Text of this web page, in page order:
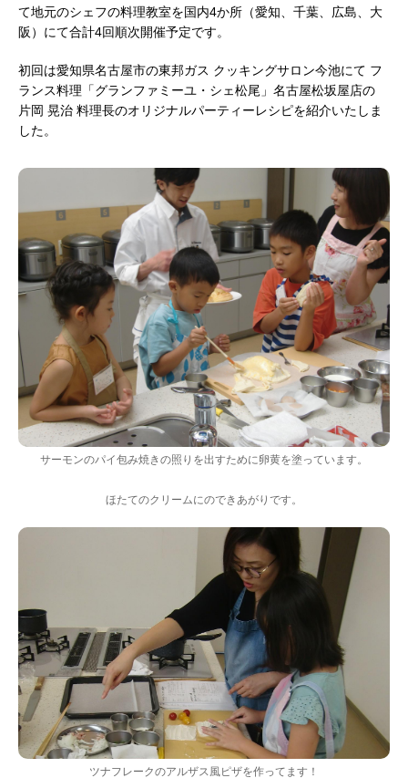
て地元のシェフの料理教室を国内4か所（愛知、千葉、広島、大
阪）にて合計4回順次開催予定です。
初回は愛知県名古屋市の東邦ガス クッキングサロン今池にて フ
ランス料理「グランファミーユ・シェ松尾」名古屋松坂屋店の
片岡 晃治 料理長のオリジナルパーティーレシピを紹介いたしま
した。
サーモンのパイ包み焼きの照りを出すために卵黄を塗っています。
ほたてのクリームにのできあがりです。
ツナフレークのアルザス風ピザを作ってます！